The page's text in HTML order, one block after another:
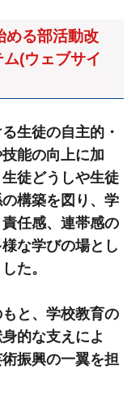
める部活動改
(ウェブサイ
生徒の自主的・
能の向上に加
徒どうしや生徒
構築を図り、学
任感、連帯感の
な学びの場とし
た。
と、学校教育の
的な支えによ
振興の一翼を担